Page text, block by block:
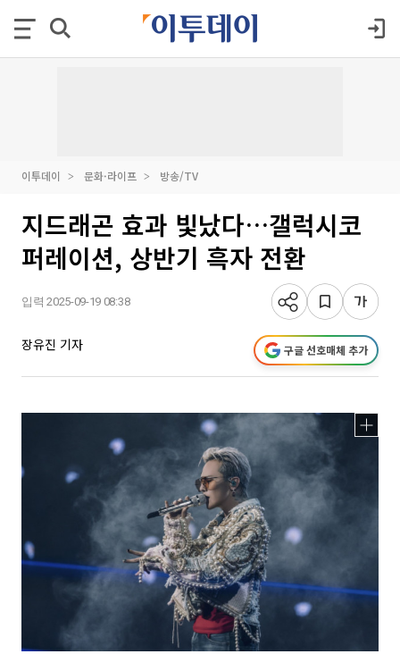
이투데이 문화·라이프 방송/TV
지드래곤 효과 빛났다…갤럭시코
퍼레이션, 상반기 흑자 전환
입력 2025-09-19 08:38
장유진 기자 구글 선호매체 추가